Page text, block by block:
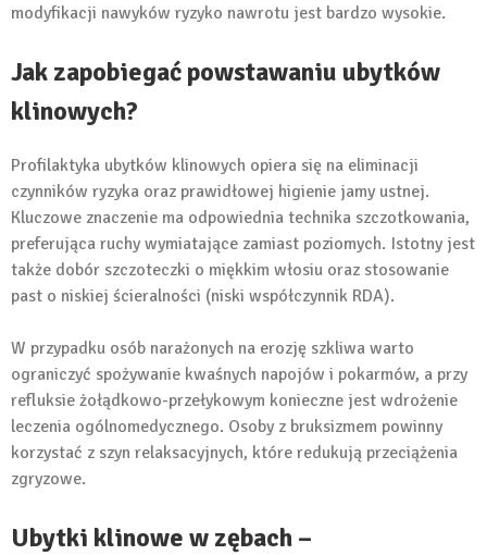
modyfikacji nawyków ryzyko nawrotu jest bardzo wysokie.
Jak zapobiegać powstawaniu ubytków
klinowych?
Profilaktyka ubytków klinowych opiera się na eliminacji
czynników ryzyka oraz prawidłowej higienie jamy ustnej.
Kluczowe znaczenie ma odpowiednia technika szczotkowania,
preferująca ruchy wymiatające zamiast poziomych. Istotny jest
także dobór szczoteczki o miękkim włosiu oraz stosowanie
past o niskiej ścieralności (niski współczynnik RDA).
W przypadku osób narażonych na erozję szkliwa warto
ograniczyć spożywanie kwaśnych napojów i pokarmów, a przy
refluksie żołądkowo-przełykowym konieczne jest wdrożenie
leczenia ogólnomedycznego. Osoby z bruksizmem powinny
korzystać z szyn relaksacyjnych, które redukują przeciążenia
zgryzowe.
Ubytki klinowe w zębach –